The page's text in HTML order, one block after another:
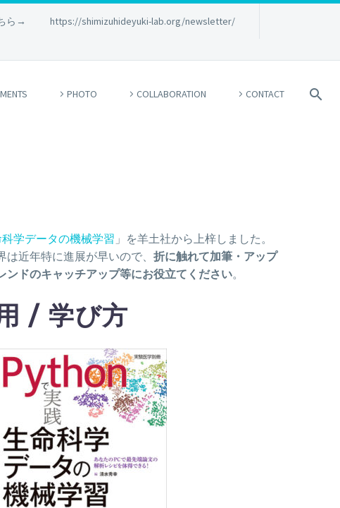
ら→
https://shimizuhideyuki-lab.org/newsletter/
PHOTO COLLABORATION CONTACT
学データの機械学習 」を羊土社から上梓しました。
近年特に進展が早いので、 折に触れて加筆・アップ
ンドのキャッチアップ等にお役立てください。
/ 学び方